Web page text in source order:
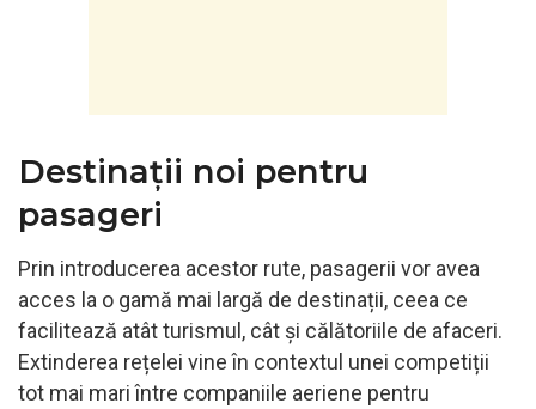
Destinații noi pentru
pasageri
Prin introducerea acestor rute, pasagerii vor avea
acces la o gamă mai largă de destinații, ceea ce
facilitează atât turismul, cât și călătoriile de afaceri.
Extinderea rețelei vine în contextul unei competiții
tot mai mari între companiile aeriene pentru